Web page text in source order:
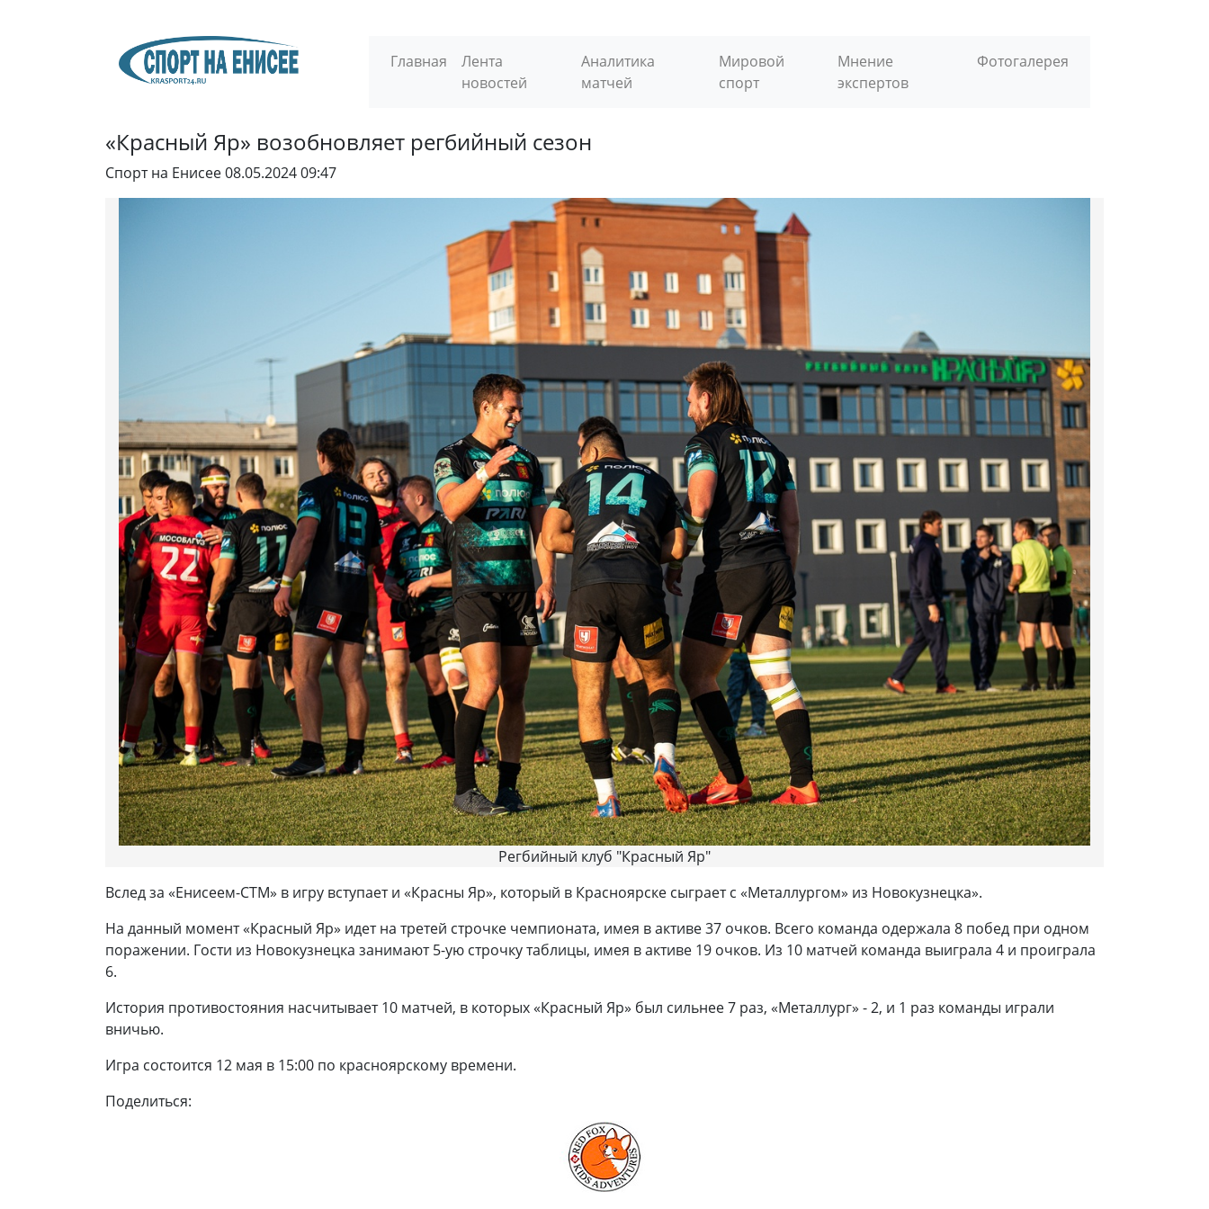
Главная
Лента
новостей
Аналитика
матчей
Мировой
спорт
Мнение
экспертов
Фотогалерея
«Красный Яр» возобновляет регбийный сезон
Спорт на Енисее08.05.2024 09:47
Регбийный клуб "Красный Яр"
Вслед за «Енисеем-СТМ» в игру вступает и «Красны Яр», который в Красноярске сыграет с «Металлургом» из Новокузнецка».
На данный момент «Красный Яр» идет на третей строчке чемпионата, имея в активе 37 очков. Всего команда одержала 8 побед при одном
поражении. Гости из Новокузнецка занимают 5-ую строчку таблицы, имея в активе 19 очков. Из 10 матчей команда выиграла 4 и проиграла
6.
История противостояния насчитывает 10 матчей, в которых «Красный Яр» был сильнее 7 раз, «Металлург» - 2, и 1 раз команды играли
вничью.
Игра состоится 12 мая в 15:00 по красноярскому времени.
Поделиться: